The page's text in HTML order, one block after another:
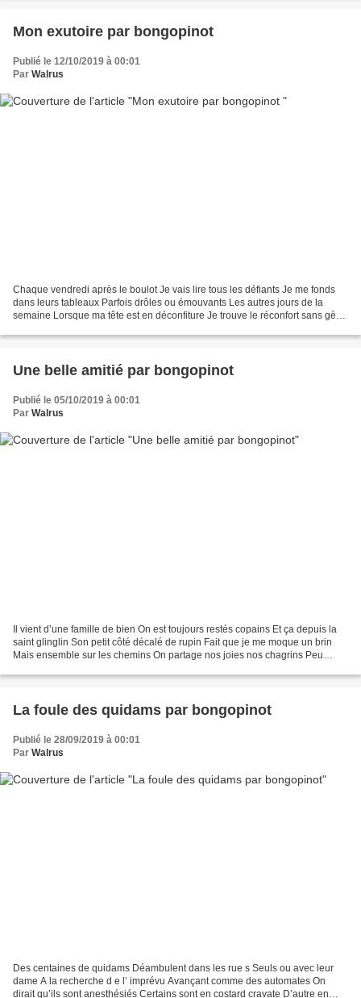
Mon exutoire par bongopinot
Publié le 12/10/2019 à 00:01
Par Walrus
Chaque vendredi après le boulot Je vais lire tous les défiants Je me fonds
dans leurs tableaux Parfois drôles ou émouvants Les autres jours de la
semaine Lorsque ma tête est en déconfiture Je trouve le réconfort sans gène
Une belle amitié par bongopinot
Publié le 05/10/2019 à 00:01
Par Walrus
Il vient d’une famille de bien On est toujours restés copains Et ça depuis la
saint glinglin Son petit côté décalé de rupin Fait que je me moque un brin
Mais ensemble sur les chemins On partage nos joies nos chagrins Peu
La foule des quidams par bongopinot
Publié le 28/09/2019 à 00:01
Par Walrus
Des centaines de quidams Déambulent dans les rue s Seuls ou avec leur
dame A la recherche d e l’ imprévu Avançant comme des automates On
dirait qu’ils sont anesthésiés Certains sont en costard cravate D’autre en